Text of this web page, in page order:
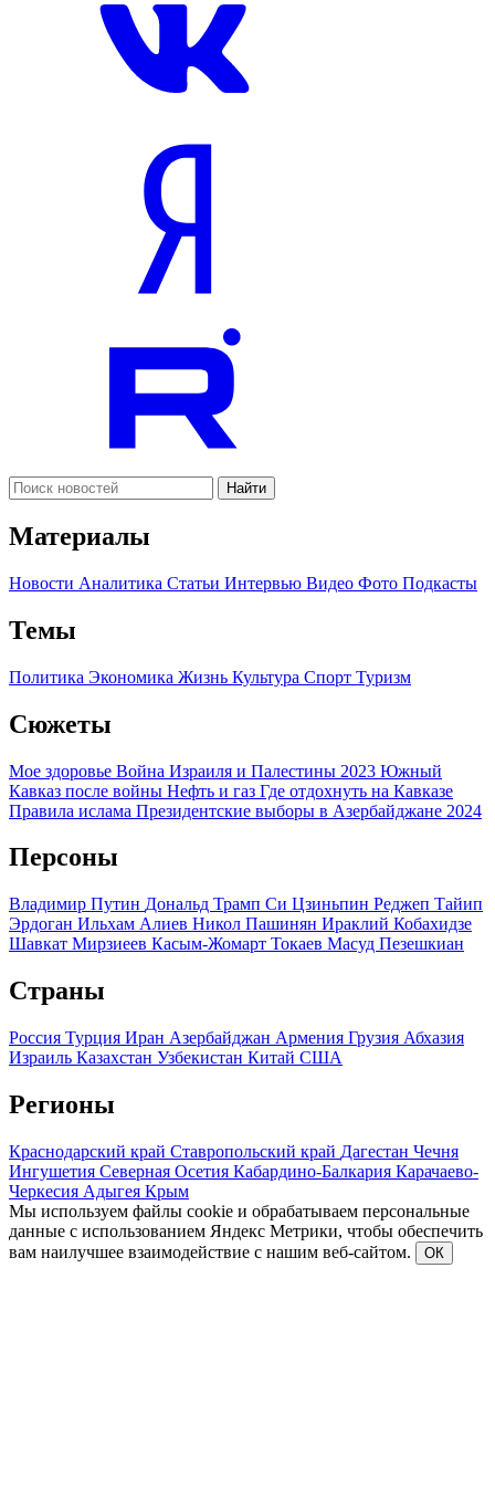
Найти
Материалы
Новости Аналитика Статьи Интервью Видео Фото Подкасты
Темы
Политика Экономика Жизнь Культура Спорт Туризм
Сюжеты
Мое здоровье Война Израиля и Палестины 2023 Южный
Кавказ после войны Нефть и газ Где отдохнуть на Кавказе
Правила ислама Президентские выборы в Азербайджане 2024
Персоны
Владимир Путин Дональд Трамп Си Цзиньпин Реджеп Тайип
Эрдоган Ильхам Алиев Никол Пашинян Ираклий Кобахидзе
Шавкат Мирзиеев Касым-Жомарт Токаев Масуд Пезешкиан
Страны
Россия Турция Иран Азербайджан Армения Грузия Абхазия
Израиль Казахстан Узбекистан Китай США
Регионы
Краснодарский край Ставропольский край Дагестан Чечня
Ингушетия Северная Осетия Кабардино-Балкария Карачаево-
Черкесия Адыгея Крым
Мы используем файлы cookie и обрабатываем персональные
данные с использованием Яндекс Метрики, чтобы обеспечить
вам наилучшее взаимодействие с нашим веб-сайтом.
ОК